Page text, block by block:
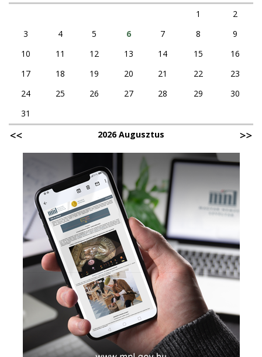
1
2
3
4 5 6 7 8
9
10
11 12 13 14 15
16
17
18 19 20 21 22
23
24
25 26 27 28 29
30
31
2026 Augusztus